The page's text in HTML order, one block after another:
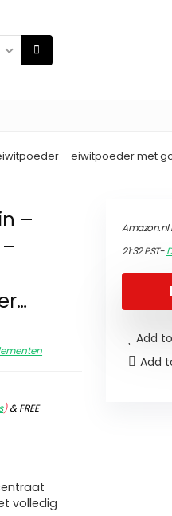
– eiwitpoeder met
–
)&FREE
volledig
Amazon.nl
21:32 PST-
Add
Add